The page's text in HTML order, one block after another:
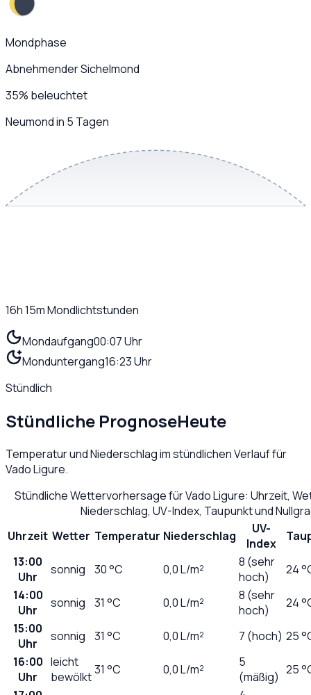
Mondphase
Abnehmender Sichelmond
35% beleuchtet
Neumond in 5 Tagen
16h 15mMondlichtstunden
Mondaufgang00:07 Uhr
Monduntergang16:23 Uhr
Stündlich
Stündliche PrognoseHeute
Temperatur und Niederschlag im stündlichen Verlauf für
Vado Ligure.
Stündliche Wettervorhersage fürVado Ligure: Uhrzeit,
Niederschlag, UV-Index, Taupunkt und
Uhrzeit Wetter Temperatur Niederschlag
UV-
Index
13:00
Uhr
sonnig 30°C 0,0L/m²
8 (sehr
hoch)
24
14:00
Uhr
sonnig 31 °C 0,0L/m²
8 (sehr
hoch)
24
15:00
Uhr
sonnig 31 °C 0,0L/m² 7 (hoch) 25
16:00
Uhr
leicht
bewölkt31 °C 0,0L/m²
5
(mäßig) 25